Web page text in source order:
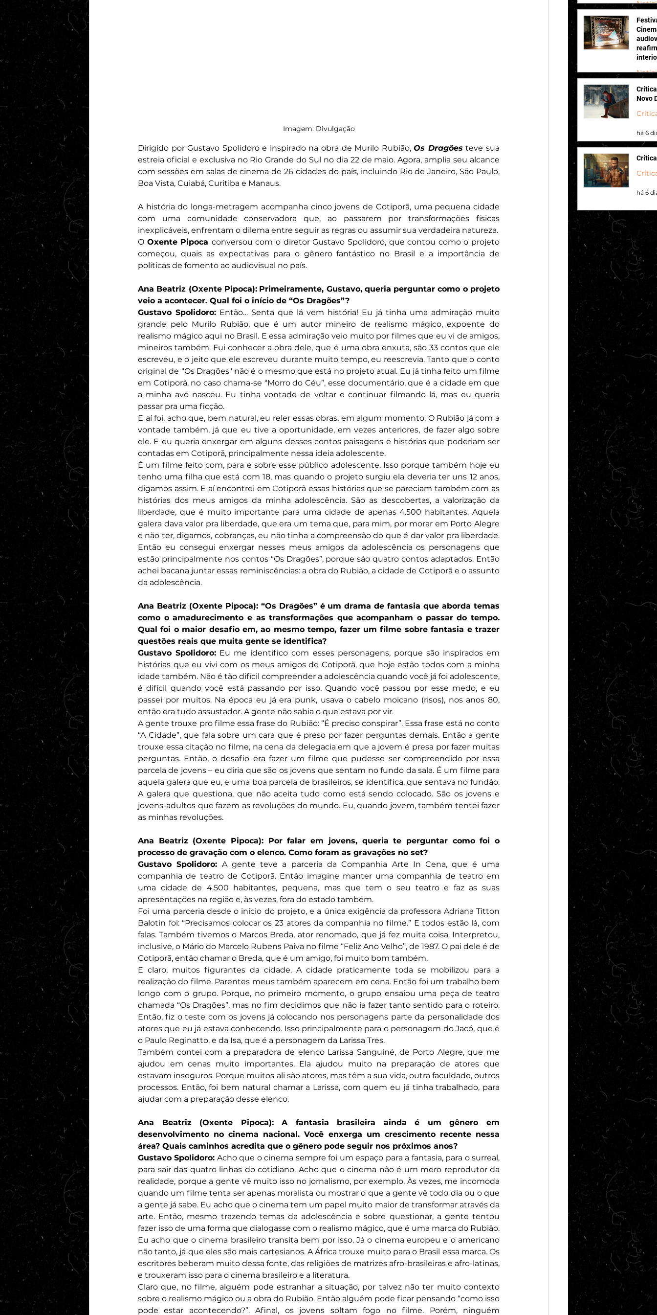
Imagem: Divulgação
Dirigido por Gustavo Spolidoro e inspirado na obra de Murilo Rubião, Os Dragões teve sua
estreia oficial e exclusiva no Rio Grande do Sul no dia 22 de maio. Agora, amplia seu alcance
com sessões em salas de cinema de 26 cidades do país, incluindo Rio de Janeiro, São Paulo,
Boa Vista, Cuiabá, Curitiba e Manaus.
A história do longa-metragem acompanha cinco jovens de Cotiporã, uma pequena cidade
com uma comunidade conservadora que, ao passarem por transformações físicas
inexplicáveis, enfrentam o dilema entre seguir as regras ou assumir sua verdadeira natureza.
O Oxente Pipoca conversou com o diretor Gustavo Spolidoro, que contou como o projeto
começou, quais as expectativas para o gênero fantástico no Brasil e a importância de
políticas de fomento ao audiovisual no país.
Ana Beatriz (Oxente Pipoca): Primeiramente, Gustavo, queria perguntar como o projeto
veio a acontecer. Qual foi o início de “Os Dragões”?
Gustavo Spolidoro: Então… Senta que lá vem história! Eu já tinha uma admiração muito
grande pelo Murilo Rubião, que é um autor mineiro de realismo mágico, expoente do
realismo mágico aqui no Brasil. E essa admiração veio muito por filmes que eu vi de amigos,
mineiros também. Fui conhecer a obra dele, que é uma obra enxuta, são 33 contos que ele
escreveu, e o jeito que ele escreveu durante muito tempo, eu reescrevia. Tanto que o conto
original de “Os Dragões" não é o mesmo que está no projeto atual. Eu já tinha feito um filme
em Cotiporã, no caso chama-se “Morro do Céu”, esse documentário, que é a cidade em que
a minha avó nasceu. Eu tinha vontade de voltar e continuar filmando lá, mas eu queria
passar pra uma ficção.
E aí foi, acho que, bem natural, eu reler essas obras, em algum momento. O Rubião já com a
vontade também, já que eu tive a oportunidade, em vezes anteriores, de fazer algo sobre
ele. E eu queria enxergar em alguns desses contos paisagens e histórias que poderiam ser
contadas em Cotiporã, principalmente nessa ideia adolescente.
É um filme feito com, para e sobre esse público adolescente. Isso porque também hoje eu
tenho uma filha que está com 18, mas quando o projeto surgiu ela deveria ter uns 12 anos,
digamos assim. E aí encontrei em Cotiporã essas histórias que se pareciam também com as
histórias dos meus amigos da minha adolescência. São as descobertas, a valorização da
liberdade, que é muito importante para uma cidade de apenas 4.500 habitantes. Aquela
galera dava valor pra liberdade, que era um tema que, para mim, por morar em Porto Alegre
e não ter, digamos, cobranças, eu não tinha a compreensão do que é dar valor pra liberdade.
Então eu consegui enxergar nesses meus amigos da adolescência os personagens que
estão principalmente nos contos “Os Dragões”, porque são quatro contos adaptados. Então
achei bacana juntar essas reminiscências: a obra do Rubião, a cidade de Cotiporã e o assunto
da adolescência.
Ana Beatriz (Oxente Pipoca): “Os Dragões” é um drama de fantasia que aborda temas
como o amadurecimento e as transformações que acompanham o passar do tempo.
Qual foi o maior desafio em, ao mesmo tempo, fazer um filme sobre fantasia e trazer
questões reais que muita gente se identifica?
Gustavo Spolidoro: Eu me identifico com esses personagens, porque são inspirados em
histórias que eu vivi com os meus amigos de Cotiporã, que hoje estão todos com a minha
idade também. Não é tão difícil compreender a adolescência quando você já foi adolescente,
é difícil quando você está passando por isso. Quando você passou por esse medo, e eu
passei por muitos. Na época eu já era punk, usava o cabelo moicano (risos), nos anos 80,
então era tudo assustador. A gente não sabia o que estava por vir.
A gente trouxe pro filme essa frase do Rubião: “É preciso conspirar”. Essa frase está no conto
“A Cidade”, que fala sobre um cara que é preso por fazer perguntas demais. Então a gente
trouxe essa citação no filme, na cena da delegacia em que a jovem é presa por fazer muitas
perguntas. Então, o desafio era fazer um filme que pudesse ser compreendido por essa
parcela de jovens – eu diria que são os jovens que sentam no fundo da sala. É um filme para
aquela galera que eu, e uma boa parcela de brasileiros, se identifica, que sentava no fundão.
A galera que questiona, que não aceita tudo como está sendo colocado. São os jovens e
jovens-adultos que fazem as revoluções do mundo. Eu, quando jovem, também tentei fazer
as minhas revoluções.
Ana Beatriz (Oxente Pipoca): Por falar em jovens, queria te perguntar como foi o
processo de gravação com o elenco. Como foram as gravações no set?
Gustavo Spolidoro: A gente teve a parceria da Companhia Arte In Cena, que é uma
companhia de teatro de Cotiporã. Então imagine manter uma companhia de teatro em
uma cidade de 4.500 habitantes, pequena, mas que tem o seu teatro e faz as suas
apresentações na região e, às vezes, fora do estado também.
Foi uma parceria desde o início do projeto, e a única exigência da professora Adriana Titton
Balotin foi: “Precisamos colocar os 23 atores da companhia no filme.” E todos estão lá, com
falas. Também tivemos o Marcos Breda, ator renomado, que já fez muita coisa. Interpretou,
inclusive, o Mário do Marcelo Rubens Paiva no filme “Feliz Ano Velho”, de 1987. O pai dele é de
Cotiporã, então chamar o Breda, que é um amigo, foi muito bom também.
E claro, muitos figurantes da cidade. A cidade praticamente toda se mobilizou para a
realização do filme. Parentes meus também aparecem em cena. Então foi um trabalho bem
longo com o grupo. Porque, no primeiro momento, o grupo ensaiou uma peça de teatro
chamada “Os Dragões”, mas no fim decidimos que não ia fazer tanto sentido para o roteiro.
Então, fiz o teste com os jovens já colocando nos personagens parte da personalidade dos
atores que eu já estava conhecendo. Isso principalmente para o personagem do Jacó, que é
o Paulo Reginatto, e da Isa, que é a personagem da Larissa Tres.
Também contei com a preparadora de elenco Larissa Sanguiné, de Porto Alegre, que me
ajudou em cenas muito importantes. Ela ajudou muito na preparação de atores que
estavam inseguros. Porque muitos ali são atores, mas têm a sua vida, outra faculdade, outros
processos. Então, foi bem natural chamar a Larissa, com quem eu já tinha trabalhado, para
ajudar com a preparação desse elenco.
Ana Beatriz (Oxente Pipoca): A fantasia brasileira ainda é um gênero em
desenvolvimento no cinema nacional. Você enxerga um crescimento recente nessa
área? Quais caminhos acredita que o gênero pode seguir nos próximos anos?
Gustavo Spolidoro: Acho que o cinema sempre foi um espaço para a fantasia, para o surreal,
para sair das quatro linhas do cotidiano. Acho que o cinema não é um mero reprodutor da
realidade, porque a gente vê muito isso no jornalismo, por exemplo. Às vezes, me incomoda
quando um filme tenta ser apenas moralista ou mostrar o que a gente vê todo dia ou o que
a gente já sabe. Eu acho que o cinema tem um papel muito maior de transformar através da
arte. Então, mesmo trazendo temas da adolescência e sobre questionar, a gente tentou
fazer isso de uma forma que dialogasse com o realismo mágico, que é uma marca do Rubião.
Eu acho que o cinema brasileiro transita bem por isso. Já o cinema europeu e o americano
não tanto, já que eles são mais cartesianos. A África trouxe muito para o Brasil essa marca. Os
escritores beberam muito dessa fonte, das religiões de matrizes afro-brasileiras e afro-latinas,
e trouxeram isso para o cinema brasileiro e a literatura.
Claro que, no filme, alguém pode estranhar a situação, por talvez não ter muito contexto
sobre o realismo mágico ou a obra do Rubião. Então alguém pode ficar pensando “como isso
pode estar acontecendo?”. Afinal, os jovens soltam fogo no filme. Porém, ninguém
há 3
há 4
Novo
há 6
há 6